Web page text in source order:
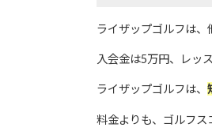
ライザップゴルフは、
入会金は5万円、レッ
ライザップゴルフは、
料金よりも、ゴルフス